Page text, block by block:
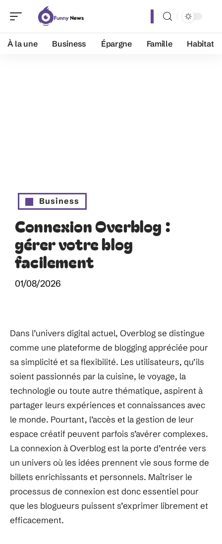
À la une Business Épargne Famille Habitat
Business
Connexion Overblog :
gérer votre blog
facilement
01/08/2026
Dans l’univers digital actuel, Overblog se distingue
comme une plateforme de blogging appréciée pour
sa simplicité et sa flexibilité. Les utilisateurs, qu’ils
soient passionnés par la cuisine, le voyage, la
technologie ou toute autre thématique, aspirent à
partager leurs expériences et connaissances avec
le monde. Pourtant, l’accès et la gestion de leur
espace créatif peuvent parfois s’avérer complexes.
La connexion à Overblog est la porte d’entrée vers
un univers où les idées prennent vie sous forme de
billets enrichissants et personnels. Maîtriser le
processus de connexion est donc essentiel pour
que les blogueurs puissent s’exprimer librement et
efficacement.